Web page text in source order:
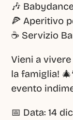
🎶
🍕 Aperitivo
☕ Servizio
Vieni a
la famiglia!
evento
📅 Data: 14